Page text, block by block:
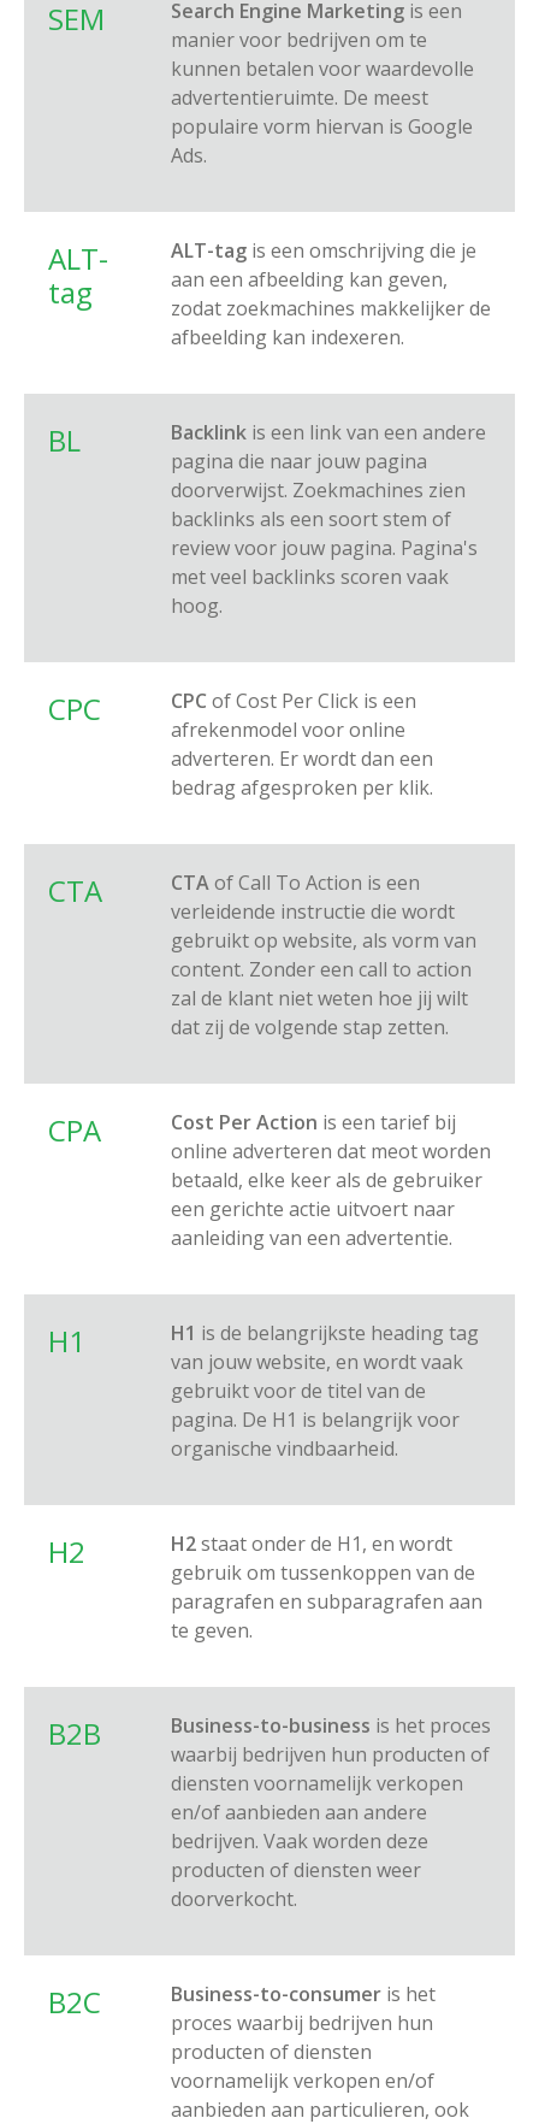
SEM Search Engine Marketing is een
manier voor bedrijven om te
kunnen betalen voor waardevolle
advertentieruimte. De meest
populaire vorm hiervan is Google
Ads.
ALT-
tag
ALT-tag is een omschrijving die je
aan een afbeelding kan geven,
zodat zoekmachines makkelijker de
afbeelding kan indexeren.
BL Backlink is een link van een andere
pagina die naar jouw pagina
doorverwijst. Zoekmachines zien
backlinks als een soort stem of
review voor jouw pagina. Pagina's
met veel backlinks scoren vaak
hoog.
CPC CPC of Cost Per Click is een
afrekenmodel voor online
adverteren. Er wordt dan een
bedrag afgesproken per klik.
CTA CTAof Call To Action is een
verleidende instructie die wordt
gebruikt op website, als vorm van
content. Zonder een call to action
zal de klant niet weten hoe jij wilt
dat zij de volgende stap zetten.
CPA Cost Per Action is een tarief bij
online adverteren dat meot worden
betaald, elke keer als de gebruiker
een gerichte actie uitvoert naar
aanleiding van een advertentie.
H1 H1 is de belangrijkste heading tag
van jouw website, en wordt vaak
gebruikt voor de titel van de
pagina. De H1 is belangrijk voor
organische vindbaarheid.
H2 H2staat onder de H1, en wordt
gebruik om tussenkoppen van de
paragrafen en subparagrafen aan
te geven.
B2B Business-to-business is het proces
waarbij bedrijven hun producten of
diensten voornamelijk verkopen
en/of aanbieden aan andere
bedrijven. Vaak worden deze
producten of diensten weer
doorverkocht.
B2C Business-to-consumer is het
proces waarbij bedrijven hun
producten of diensten
voornamelijk verkopen en/of
aanbieden aan particulieren, ook